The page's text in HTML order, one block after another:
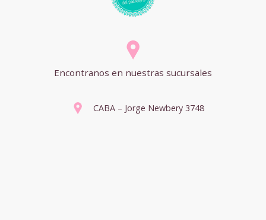
Encontranos en nuestras sucursales
CABA – Jorge Newbery 3748